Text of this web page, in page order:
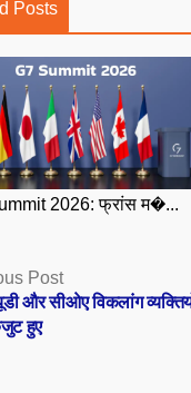
Posts
2026: फ्रांस म�...
PostPrevious
post:
और सीओए विकलांग
हुए